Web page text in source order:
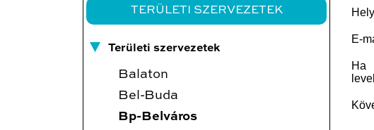
TERÜLETI SZERVEZETEK
Területi szervezetek
Balaton
Bel-Buda
Bp-Belváros
E-
Ha